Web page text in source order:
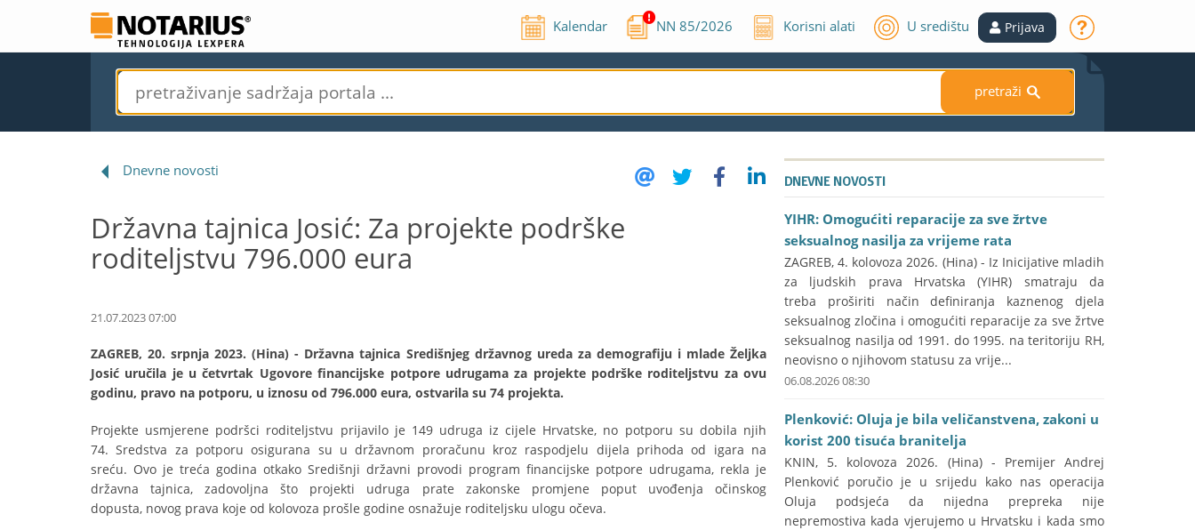
Kalendar NN85/2026 Korisni alati U središtu Prijava
pretraži S
Dnevne novosti
Državna tajnica Josić: Za projekte podrške
roditeljstvu 796.000 eura
21.07.2023 07:00
ZAGREB, 20. srpnja 2023. (Hina) - Državna tajnica Središnjeg državnog ureda za demografiju i mlade Željka
Josić uručila je u četvrtak Ugovore financijske potpore udrugama za projekte podrške roditeljstvu za ovu
godinu, pravo na potporu, u iznosu od 796.000 eura, ostvarila su 74 projekta.
Projekte usmjerene podršci roditeljstvu prijavilo je 149 udruga iz cijele Hrvatske, no potporu su dobila njih
74. Sredstva za potporu osigurana su u državnom proračunu kroz raspodjelu dijela prihoda od igara na
sreću. Ovo je treća godina otkako Središnji državni provodi program financijske potpore udrugama, rekla je
državna tajnica, zadovoljna što projekti udruga prate zakonske promjene poput uvođenja očinskog
dopusta, novog prava koje od kolovoza prošle godine osnažuje roditeljsku ulogu očeva.
DNEVNE NOVOSTI
YIHR: Omogućiti reparacije za sve žrtve
seksualnog nasilja za vrijeme rata
ZAGREB, 4. kolovoza 2026. (Hina) - Iz Inicijative mladih
za ljudskih prava Hrvatska (YIHR) smatraju da
treba proširiti način definiranja kaznenog djela
seksualnog zločina i omogućiti reparacije za sve žrtve
seksualnog nasilja od 1991. do 1995. na teritoriju RH,
neovisno o njihovom statusu za vrije...
06.08.2026 08:30
Plenković: Oluja je bila veličanstvena, zakoni u
korist 200 tisuća branitelja
KNIN, 5. kolovoza 2026. (Hina) - Premijer Andrej
Plenković poručio je u srijedu kako nas operacija
Oluja podsjeća da nijedna prepreka nije
nepremostiva kada vjerujemo u Hrvatsku i kada smo